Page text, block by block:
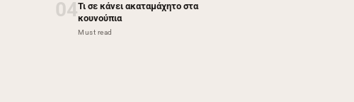
04Τι σε κάνει ακαταμάχητο στα
κουνούπια
Must read